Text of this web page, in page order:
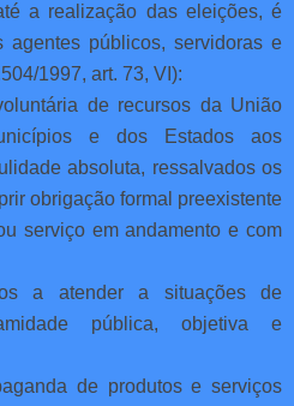
a realização das eleições, é
públicos, servidoras e
1997, art. 73, VI):
de recursos da União
e dos Estados aos
absoluta, ressalvados os
obrigação formal preexistente
serviço em andamento e com
a atender a situações de
pública, objetiva e
de produtos e serviços